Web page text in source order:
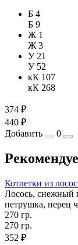
Б 4
Б 9
Ж 1
Ж 3
У 21
У 52
кК 107
кК 268
374 ₽
440 ₽
Добавить
0
Котлетки из
Лосось, снежный
петрушка, перец
270 гр.
270 гр.
352 ₽